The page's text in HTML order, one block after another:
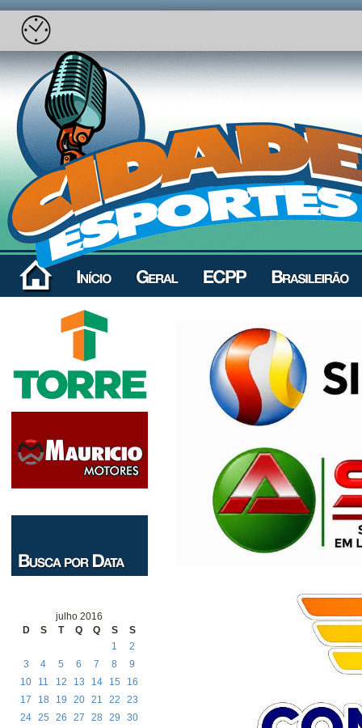
julho 2016
D
S T Q Q S S
1
2
3
4 5 6 7 8
9
10
11 12 13 14 15
16
17
18 19 20 21 22
23
24 25 26 27 28 29
30